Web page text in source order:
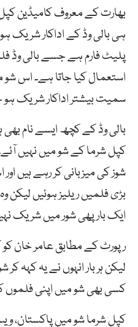
بھارت کے معروف کامیڈین
ہی بالی وڈ کے اداکار شریک
پلیٹ فارم ہے جسے بالی وڈ
استعمال کیا جاتا ہے۔ اس شو
سمیت بیشتر اداکار شریک
بالی وڈ کے کچھ ایسے نام بھی
شوز کی میزبانی کر رہے ہیں
بڑی فلمیں ریلیز ہوئیں لیکن
ایک بار پھی شور میں شریک
رپورٹ کے مطابق عامر خان
لیکن ہر بار انہوں نے یہ کہہ
کسی بھی شو میں اپنی فلموں
کپل شرما شو میں پاکستان،